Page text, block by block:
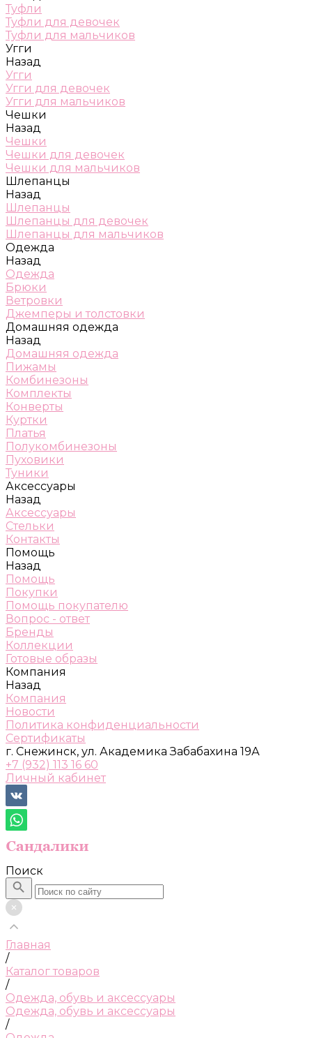
Туфли
Туфли для девочек
Туфли для мальчиков
Угги
Назад
Угги
Угги для девочек
Угги для мальчиков
Чешки
Назад
Чешки
Чешки для девочек
Чешки для мальчиков
Шлепанцы
Назад
Шлепанцы
Шлепанцы для девочек
Шлепанцы для мальчиков
Одежда
Назад
Одежда
Брюки
Ветровки
Джемперы и толстовки
Домашняя одежда
Назад
Домашняя одежда
Пижамы
Комбинезоны
Комплекты
Конверты
Куртки
Платья
Полукомбинезоны
Пуховики
Туники
Аксессуары
Назад
Аксессуары
Стельки
Контакты
Помощь
Назад
Помощь
Покупки
Помощь покупателю
Вопрос - ответ
Бренды
Коллекции
Готовые образы
Компания
Назад
Компания
Новости
Политика конфиденциальности
Сертификаты
г. Снежинск, ул. Академика Забабахина 19А
+7 (932) 113 16 60
Личный кабинет
Поиск
Главная
/
Каталог товаров
/
Одежда, обувь и аксессуары
Одежда, обувь и аксессуары
/